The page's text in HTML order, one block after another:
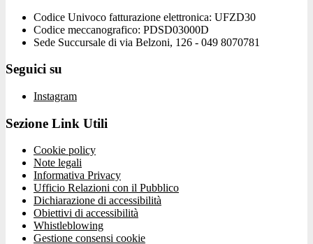
Codice Univoco fatturazione elettronica: UFZD30
Codice meccanografico: PDSD03000D
Sede Succursale di via Belzoni, 126 - 049 8070781
Seguici su
Instagram
Sezione Link Utili
Cookie policy
Note legali
Informativa Privacy
Ufficio Relazioni con il Pubblico
Dichiarazione di accessibilità
Obiettivi di accessibilità
Whistleblowing
Gestione consensi cookie